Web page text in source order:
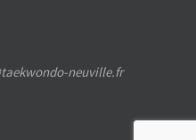
neuville.fr